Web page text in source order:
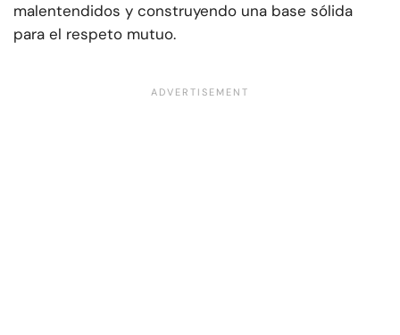
malentendidos y construyendo una base sólida
para el respeto mutuo.